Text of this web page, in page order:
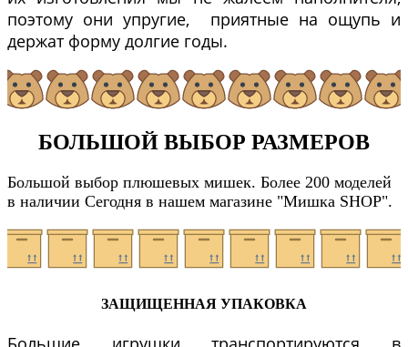
поэтому они упругие, приятные на ощупь и
держат форму долгие годы.
БОЛЬШОЙ ВЫБОР РАЗМЕРОВ
Большой выбор плюшевых мишек. Более 200 моделей
в наличии Сегодня в нашем магазине "Мишка SHOP".
ЗАЩИЩЕННАЯ УПАКОВКА